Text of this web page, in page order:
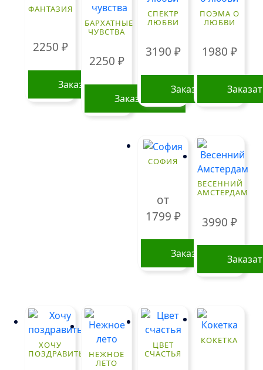
ФАНТАЗИЯ
2250 ₽
Заказать
БАРХАТНЫЕ
ЧУВСТВА
2250 ₽
Заказать
СПЕКТР
ЛЮБВИ
3190 ₽
Заказать
ПОЭМА О
ЛЮБВИ
1980 ₽
СОФИЯ
от
1799 ₽
Заказать
несколько
вариаций.
Опции
можно
ВЕСЕННИЙ
АМСТЕРДАМ
3990 ₽
ХОЧУ
ПОЗДРАВИТЬ
НЕЖНОЕ
ЛЕТО
ЦВЕТ
СЧАСТЬЯ
КОКЕТКА